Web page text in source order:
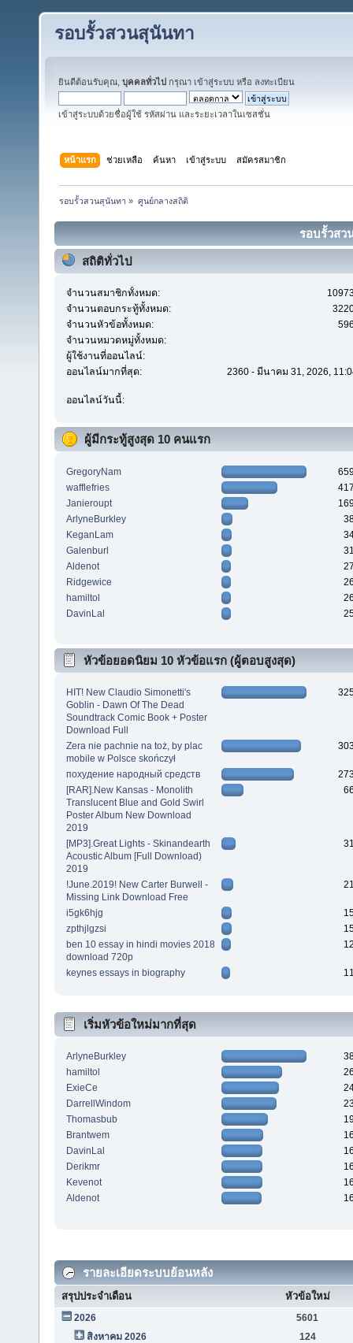
รอบรั้วสวนสุนันทา
ยินดีต้อนรับคุณ, บุคคลทั่วไป กรุณา เข้าสู่ระบบ หรือ ลงทะเบียน
เข้าสู่ระบบด้วยชื่อผู้ใช้ รหัสผ่าน และระยะเวลาในเซสชั่น
หน้าแรก ช่วยเหลือ ค้นหา เข้าสู่ระบบ สมัครสมาชิก
รอบรั้วสวนสุนันทา » ศูนย์กลางสถิติ
รอบรั้วสว
สถิติทั่วไป
จำนวนสมาชิกทั้งหมด:
จำนวนตอบกระทู้ทั้งหมด:
จำนวนหัวข้อทั้งหมด:
จำนวนหมวดหมู่ทั้งหมด:
ผู้ใช้งานที่ออนไลน์:
ออนไลน์มากที่สุด:
2360 - มีนาคม 31, 2026,
ออนไลน์วันนี้:
ผู้มีกระทู้สูงสุด 10 คนแรก
GregoryNam
wafflefries
Janieroupt
ArlyneBurkley
KeganLam
Galenburl
Aldenot
Ridgewice
hamiltol
DavinLal
หัวข้อยอดนิยม 10 หัวข้อแรก (ผู้ตอบสูงสุด)
HIT! New Claudio Simonetti's
Goblin - Dawn Of The Dead
Soundtrack Comic Book + Poster
Download Full
Zera nie pachnie na toż, by plac
mobile w Polsce skończył
похудение народный средств
[RAR].New Kansas - Monolith
Translucent Blue and Gold Swirl
Poster Album New Download
2019
[MP3].Great Lights - Skinandearth
Acoustic Album [Full Download)
2019
!June.2019! New Carter Burwell -
Missing Link Download Free
i5gk6hjg
zpthjlgzsi
ben 10 essay in hindi movies 2018
download 720p
keynes essays in biography
เริ่มหัวข้อใหม่มากที่สุด
ArlyneBurkley
hamiltol
ExieCe
DarrellWindom
Thomasbub
Brantwem
DavinLal
Derikmr
Kevenot
Aldenot
รายละเอียดระบบย้อนหลัง
สรุปประจำเดือน หัวข้อใหม่
2026
5601
สิงหาคม 2026
124